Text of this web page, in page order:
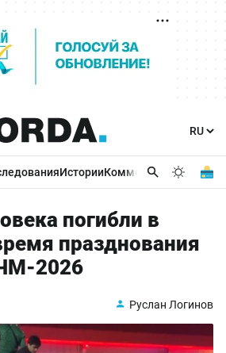
ИсторииКомментарииБизнес
погибли в
празднования
2026
Руслан Логинов